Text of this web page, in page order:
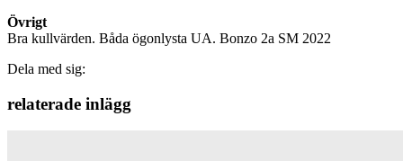
Övrigt
Bra kullvärden. Båda ögonlysta UA. Bonzo 2a SM 2022
Dela med sig:
relaterade inlägg